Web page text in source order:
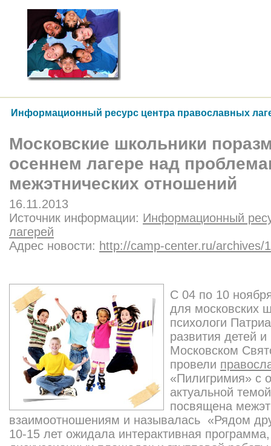
Информационный ресурс центра православных
Московские школьники
осеннем лагере над
межэтнических отношений
16.11.2013
Источник информации: Информационный
лагерей
Адрес новости: http://camp-center.ru/archives/
С 04 по 10
для московских
психологи
развития детей
Московском
провели
«Пилигримия» с
актуальной
посвящена
взаимоотношениям и называлась «Рядом
10-15 лет ожидала интерактивная